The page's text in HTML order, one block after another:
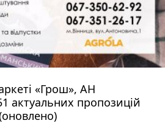
«Грош», АН
актуальних пропозицій